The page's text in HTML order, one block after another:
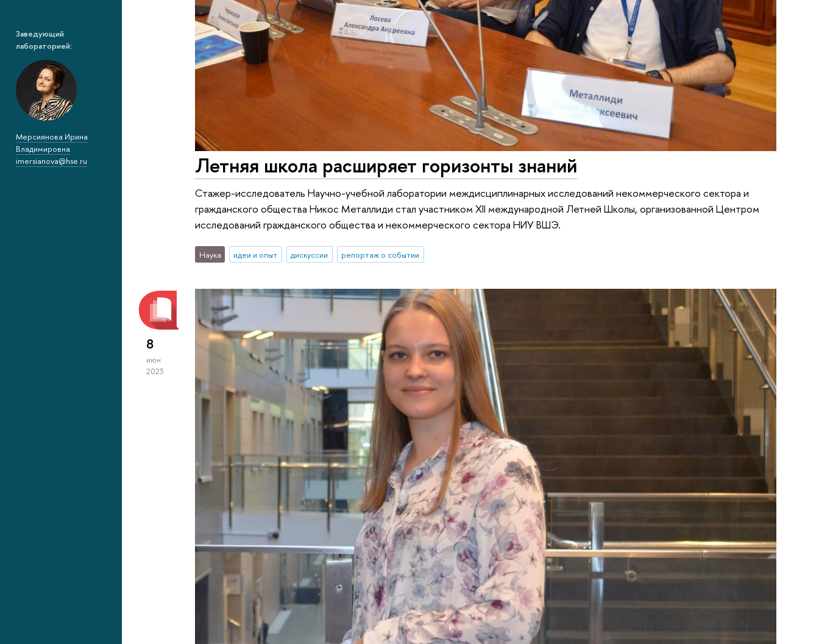
Заведующий
лабораторией:
Мерсиянова Ирина
Владимировна
imersianova@hse.ru
Летняя школа расширяет горизонты знаний
Стажер-исследователь Научно-учебной лаборатории междисциплинарных исследований некоммерческого сектора и
гражданского общества Никос Металлиди стал участником XII международной Летней Школы, организованной Центром
исследований гражданского общества и некоммерческого сектора НИУ ВШЭ.
Наука идеи и опыт дискуссии репортаж о событии
8
июн
2023